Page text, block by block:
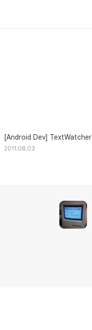
[Android Dev] TextWatcher
2011.08.03